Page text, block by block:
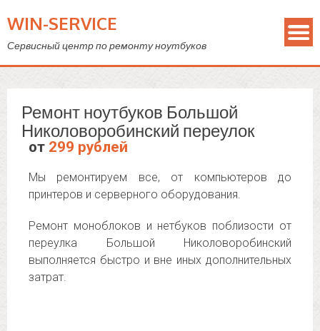
WIN-SERVICE
Сервисный центр по ремонту ноутбуков
Ремонт ноутбуков Большой
Николоворобинский переулок
от 299 рублей
Мы ремонтируем все, от компьютеров до
принтеров и серверного оборудования.
Ремонт моноблоков и нетбуков поблизости от
переулка Большой Николоворобинский
выполняется быстро и вне иных дополнительных
затрат.